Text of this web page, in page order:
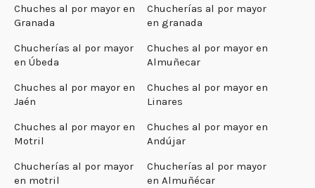
Chuches al por mayor en
Granada
Chucherías al por mayor
en granada
Chucherías al por mayor
en Úbeda
Chuches al por mayor en
Almuñecar
Chuches al por mayor en
Jaén
Chuches al por mayor en
Linares
Chuches al por mayor en
Motril
Chuches al por mayor en
Andújar
Chucherías al por mayor
en motril
Chucherías al por mayor
en Almuñécar